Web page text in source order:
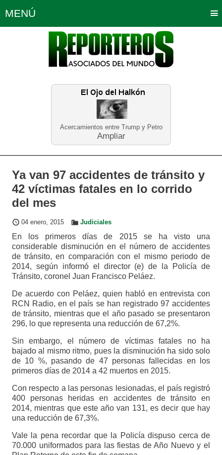
Acercamientos entre Trump y Petro
Ampliar
MENÚ
Política Opinión Bogotá
Planeta Tierra Deportes
Educación Neira
Ya van 97 accidentes de tránsito y
42 víctimas fatales en lo corrido
del mes
04 enero, 2015 Judiciales
En los primeros días de 2015 se ha visto una
considerable disminución en el número de accidentes
de tránsito, en comparación con el mismo periodo de
2014, según informó el director (e) de la Policía de
Tránsito, coronel Juan Francisco Peláez.
De acuerdo con Peláez, quien habló en entrevista con
RCN Radio, en el país se han registrado 97 accidentes
de tránsito, mientras que el año pasado se presentaron
296, lo que representa una reducción de 67,2%.
Sin embargo, el número de víctimas fatales no ha
bajado al mismo ritmo, pues la disminución ha sido solo
de 10 %, pasando de 47 personas fallecidas en los
primeros días de 2014 a 42 muertos en 2015.
Con respecto a las personas lesionadas, el país registró
400 personas heridas en accidentes de tránsito en
2014, mientras que este año van 131, es decir que hay
una reducción de 67,3%.
Vale la pena recordar que la Policía dispuso cerca de
70.000 uniformados para las fiestas de Año Nuevo y el